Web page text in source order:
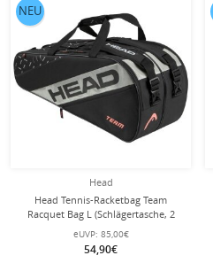
Head
Head Tennis-Racketbag Team
Racquet Bag L (Schlägertasche, 2
Hauptfächer) 2024 schwarz/grau 9er
eUVP: 85,00€
54,90€
NEU